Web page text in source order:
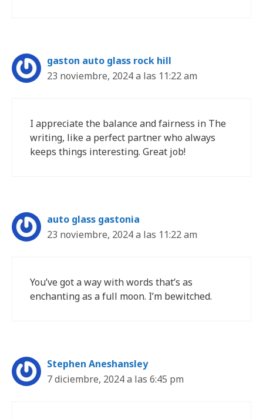
gaston auto glass rock hill
23 noviembre, 2024 a las 11:22 am
I appreciate the balance and fairness in The
writing, like a perfect partner who always
keeps things interesting. Great job!
auto glass gastonia
23 noviembre, 2024 a las 11:22 am
You’ve got a way with words that’s as
enchanting as a full moon. I’m bewitched.
Stephen Aneshansley
7 diciembre, 2024 a las 6:45 pm